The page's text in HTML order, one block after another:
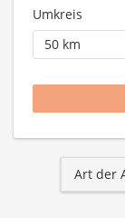
Umkreis
Art der